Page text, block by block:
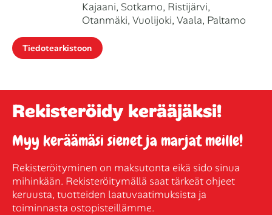
Kajaani, Sotkamo, Ristijärvi,
Otanmäki, Vuolijoki, Vaala, Paltamo
Tiedotearkistoon
Rekisteröidy kerääjäksi!
Myy keräämäsi sienet ja marjat meille!
Rekisteröityminen on maksutonta eikä sido sinua
mihinkään. Rekisteröitymällä saat tärkeät ohjeet
keruusta, tuotteiden laatuvaatimuksista ja
toiminnasta ostopisteillämme.